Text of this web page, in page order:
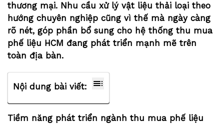
thương mại. Nhu cầu xử lý vật liệu thải loại theo
hướng chuyên nghiệp cũng vì thế mà ngày càng
rõ nét, góp phần bổ sung cho hệ thống thu mua
phế liệu HCM đang phát triển mạnh mẽ trên
toàn địa bàn.
Nội dung bài viết:
Tiềm năng phát triển ngành thu mua phế liệu